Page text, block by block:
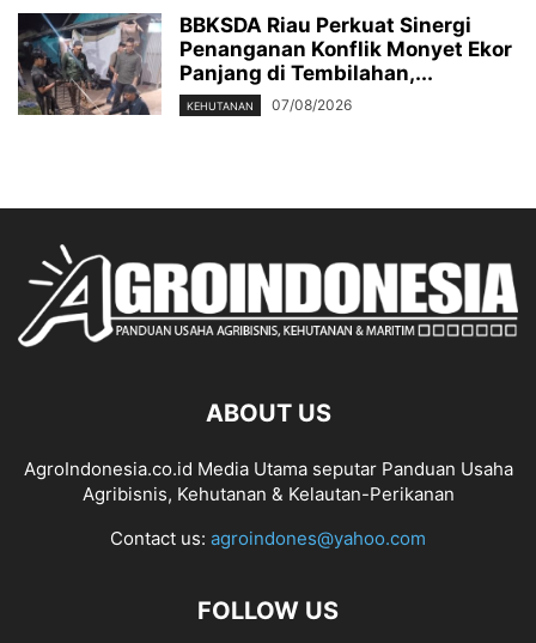
BBKSDA Riau Perkuat Sinergi
Penanganan Konflik Monyet Ekor
Panjang di Tembilahan,...
KEHUTANAN 07/08/2026
ABOUT US
AgroIndonesia.co.id Media Utama seputar Panduan Usaha
Agribisnis, Kehutanan & Kelautan-Perikanan
Contact us: agroindones@yahoo.com
FOLLOW US